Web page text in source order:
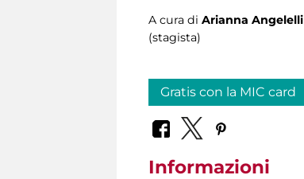
A cura di Arianna Angelelli
(stagista)
Gratis con la MIC card
Informazioni